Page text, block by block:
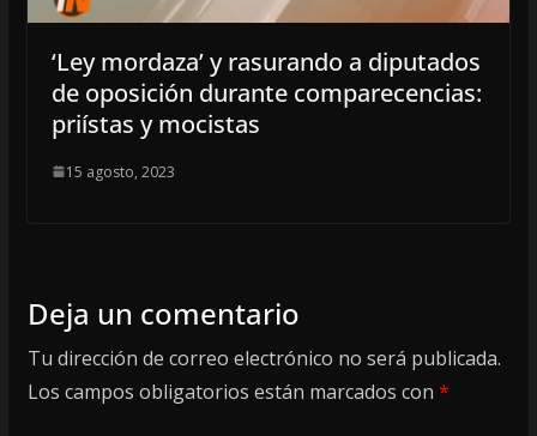
‘Ley mordaza’ y rasurando a diputados
de oposición durante comparecencias:
priístas y mocistas
15 agosto, 2023
Deja un comentario
Tu dirección de correo electrónico no será publicada.
Los campos obligatorios están marcados con *